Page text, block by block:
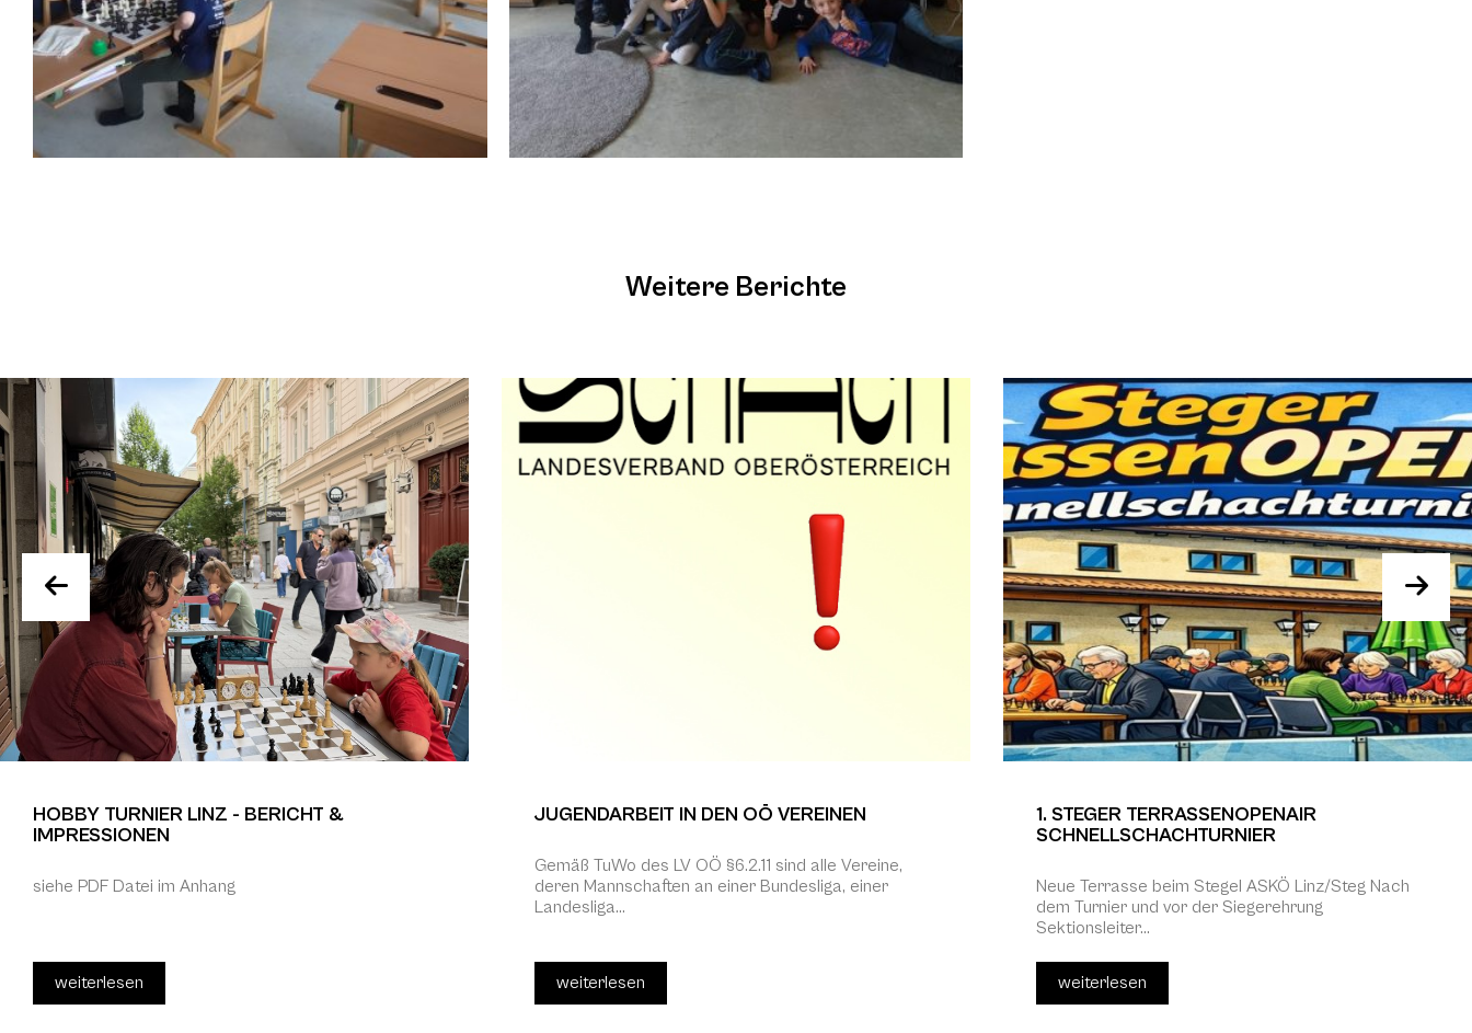
Weitere Berichte
HOBBY TURNIER LINZ - BERICHT &
IMPRESSIONEN
siehe PDF Datei im Anhang
weiterlesen
JUGENDARBEIT IN DEN OÖ VEREINEN
Gemäß TuWo des LV OÖ §6.2.11 sind alle Vereine,
deren Mannschaften an einer Bundesliga, einer
Landesliga...
weiterlesen
1. STEGER TERRASSENOPENAIR
SCHNELLSCHACHTURNIER
Neue Terrasse beim Stegel ASKÖ Linz/Steg Nach
dem Turnier und vor der Siegerehrung
Sektionsleiter...
weiterlesen